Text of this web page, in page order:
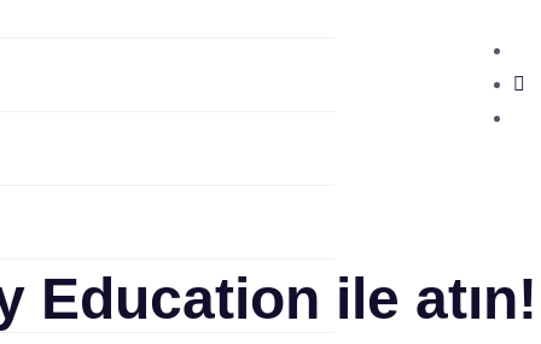
Education ile atın!